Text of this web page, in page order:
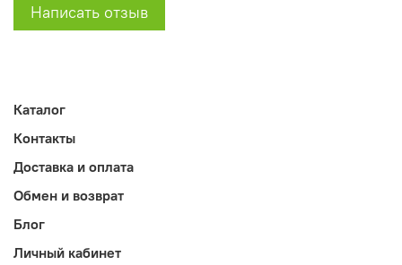
Написать отзыв
Каталог
Контакты
Доставка и оплата
Обмен и возврат
Блог
Личный кабинет